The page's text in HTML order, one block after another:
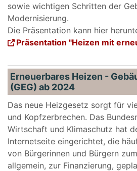
sowie wichtigen Schritten der
Modernisierung.
Die Präsentation kann hier
Präsentation "Heizen mit
Erneuerbares Heizen -
(GEG) ab 2024
Das neue Heizgesetz sorgt für
und Kopfzerbrechen. Das
Wirtschaft und Klimaschutz hat
Internetseite eingerichtet, die
von Bürgerinnen und Bürgern
allgemein, zur Finanzierung,